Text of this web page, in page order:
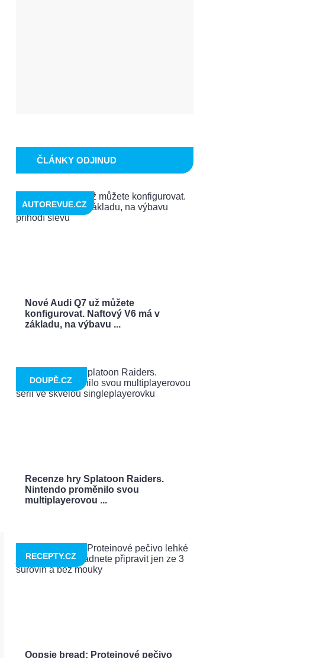
ČLÁNKY ODJINUD
Nové Audi Q7 už můžete
konfigurovat. Naftový V6 má v
základu, na výbavu ...
AUTOREVUE.CZ
Recenze hry Splatoon Raiders.
Nintendo proměnilo svou
multiplayerovou ...
DOUPĚ.CZ
Oopsie bread: Proteinové pečivo
RECEPTY.CZ